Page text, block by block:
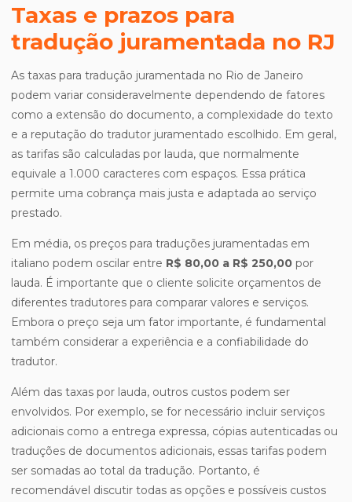
Taxas e prazos para
tradução juramentada no RJ
As taxas para tradução juramentada no Rio de Janeiro
podem variar consideravelmente dependendo de fatores
como a extensão do documento, a complexidade do texto
e a reputação do tradutor juramentado escolhido. Em geral,
as tarifas são calculadas por lauda, que normalmente
equivale a 1.000 caracteres com espaços. Essa prática
permite uma cobrança mais justa e adaptada ao serviço
prestado.
Em média, os preços para traduções juramentadas em
italiano podem oscilar entre R$ 80,00 a R$ 250,00 por
lauda. É importante que o cliente solicite orçamentos de
diferentes tradutores para comparar valores e serviços.
Embora o preço seja um fator importante, é fundamental
também considerar a experiência e a confiabilidade do
tradutor.
Além das taxas por lauda, outros custos podem ser
envolvidos. Por exemplo, se for necessário incluir serviços
adicionais como a entrega expressa, cópias autenticadas ou
traduções de documentos adicionais, essas tarifas podem
ser somadas ao total da tradução. Portanto, é
recomendável discutir todas as opções e possíveis custos